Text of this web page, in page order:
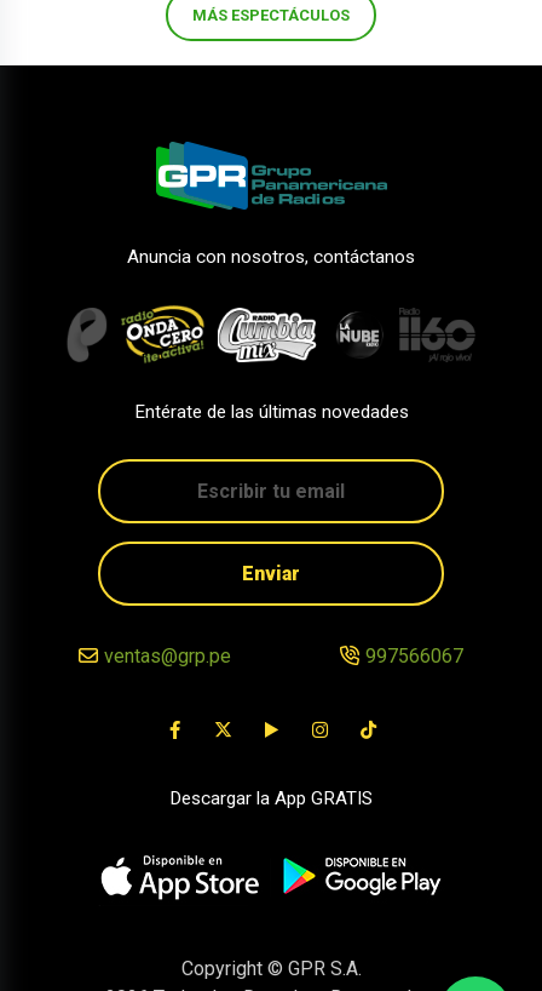
MÁS ESPECTÁCULOS
Anuncia con nosotros, contáctanos
Entérate de las últimas novedades
Enviar
ventas@grp.pe 997566067
Descargar la App GRATIS
Copyright © GPR S.A.